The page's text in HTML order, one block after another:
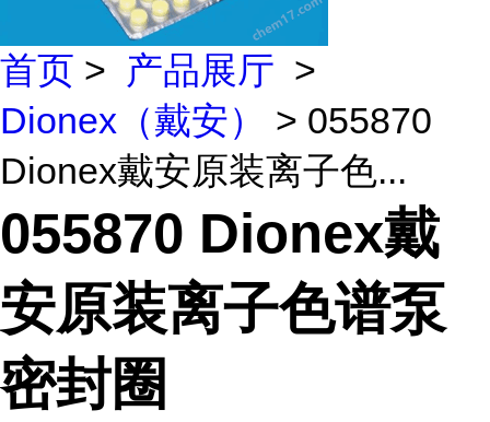
首页 > 产品展厅 >
Dionex（戴安）
> 055870
Dionex戴安原装离子色...
055870 Dionex戴
安原装离子色谱泵
密封圈